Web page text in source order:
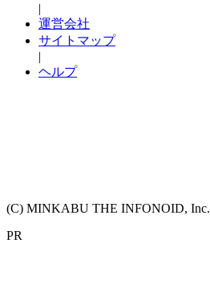
|
運営会社
サイトマップ
|
ヘルプ
(C) MINKABU THE INFONOID, Inc.
PR